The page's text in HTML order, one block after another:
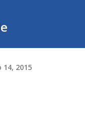
2015